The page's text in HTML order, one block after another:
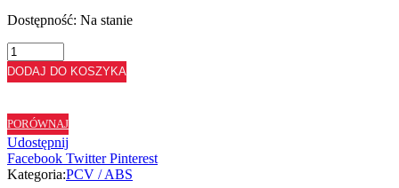
Dostępność: Na stanie
ilość
ABS
POMARAŃCZA
ST9
-
23/2
DODAJ DO KOSZYKA
PORÓWNAJ
Udostępnij
Facebook Twitter Pinterest
Kategoria:PCV / ABS